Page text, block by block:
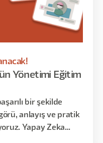
Yönetimi Eğitim
bir şekilde
anlayış ve pratik
Yapay Zeka